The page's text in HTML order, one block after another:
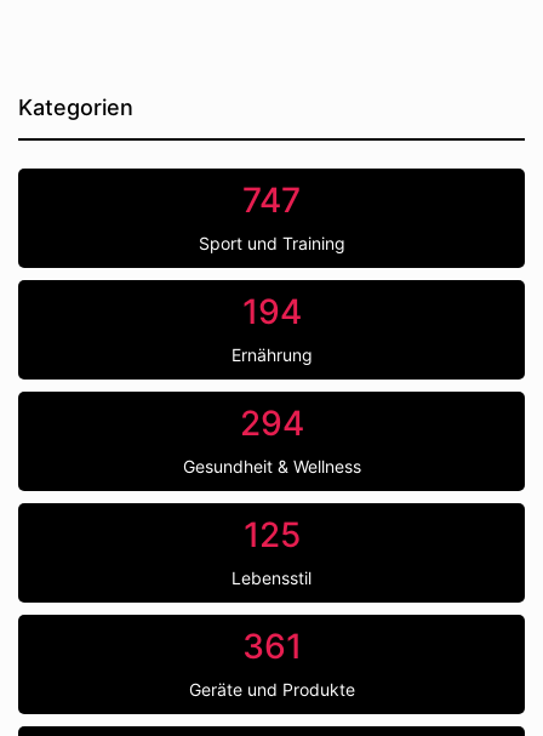
Kategorien
747
Sport und Training
194
Ernährung
294
Gesundheit & Wellness
125
Lebensstil
361
Geräte und Produkte